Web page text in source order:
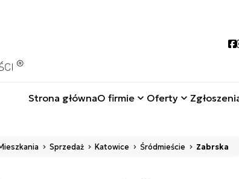
Strona głównaO firmie Oferty
Sprzedaż Katowice Śródmieście Zabrska